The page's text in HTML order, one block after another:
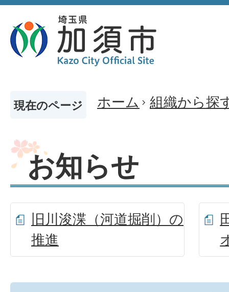
現在のページ ホーム 組織から探
お知らせ
旧川浚渫（河道掘削）の
推進